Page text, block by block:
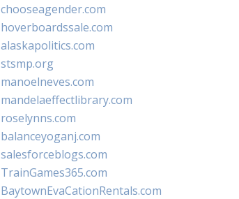
chooseagender.com
hoverboardssale.com
alaskapolitics.com
stsmp.org
manoelneves.com
mandelaeffectlibrary.com
roselynns.com
balanceyoganj.com
salesforceblogs.com
TrainGames365.com
BaytownEvaCationRentals.com